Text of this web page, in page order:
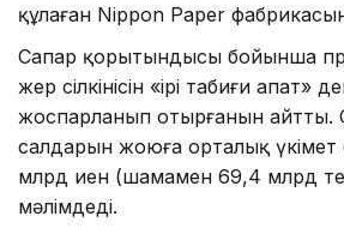
құлаған Nippon Paper
Сапар қорытындысы бойынша
жер сілкінісін «ірі табиғи апат»
жоспарланып отырғанын айтты.
салдарын жоюға орталық үкімет
млрд иен (шамамен 69,4 млрд
мәлімдеді.